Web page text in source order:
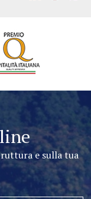
e sulla tua